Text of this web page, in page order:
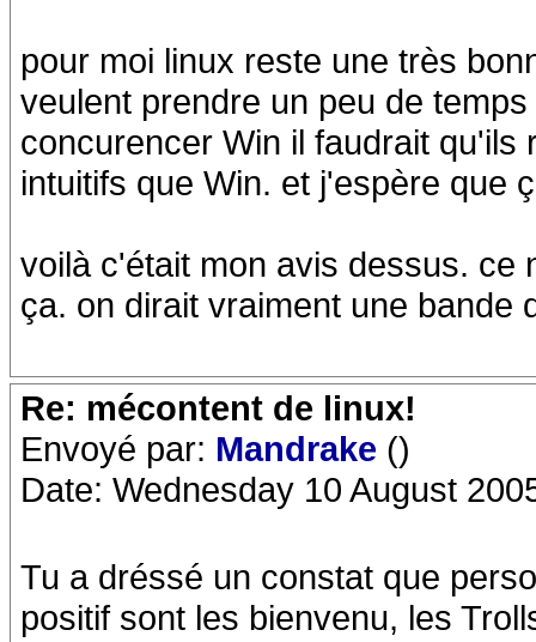
pour moi linux reste une très
veulent prendre un peu de
concurencer Win il faudrait
intuitifs que Win. et j'espère que
voilà c'était mon avis dessus. ce
ça. on dirait vraiment une bande
Re: mécontent de linux!
Envoyé par: Mandrake ()
Date: Wednesday 10 August
Tu a dréssé un constat que
positif sont les bienvenu, les